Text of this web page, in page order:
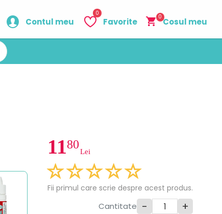
Contul meu Favorite
0
Cosul meu
0
1180
Lei
Fii primul care scrie despre acest produs.
Cantitate - +